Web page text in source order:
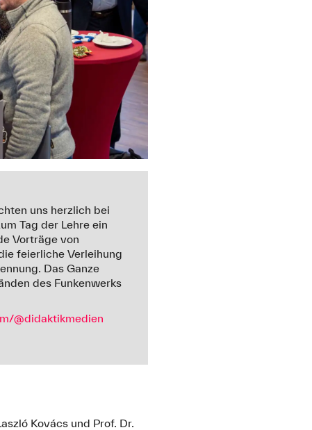
uns herzlich bei
Tag der Lehre ein
Vorträge von
feierliche Verleihung
Das Ganze
des Funkenwerks
@didaktikmedien
Kovács und Prof. Dr.